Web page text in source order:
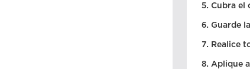
Cubra el
Guarde
Realice
Aplique